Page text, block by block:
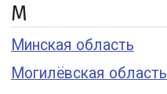
М
Минская область
Могилёвская область